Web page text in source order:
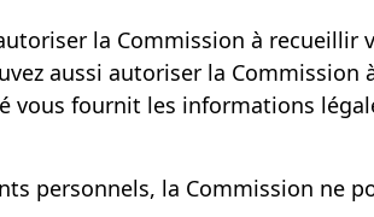
la Commission à recueillir
aussi autoriser la
vous fournit les informations
personnels, la Commission ne